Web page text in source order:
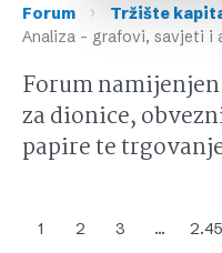
Forum › Tržište
Analiza – grafovi, savjeti i
Forum
za dionice,
papire te
1 2 3 …